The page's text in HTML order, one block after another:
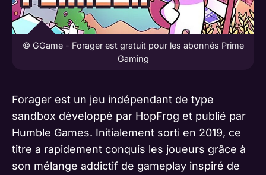
© GGame - Forager est gratuit pour les abonnés Prime
Gaming
Forager est un jeu indépendant de type
sandbox développé par HopFrog et publié par
Humble Games. Initialement sorti en 2019, ce
titre a rapidement conquis les joueurs grâce à
son mélange addictif de gameplay inspiré de